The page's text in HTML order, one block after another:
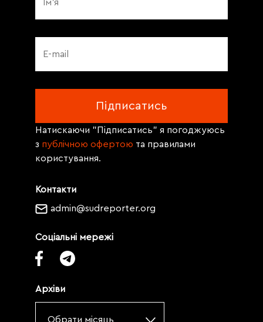
Контакти
admin@sudreporter.org
Соціальні мережі
Архіви
Обрати місяць
Натискаючи "Підписатись" я погоджуюсь
з публічною офертою та правилами
користування.